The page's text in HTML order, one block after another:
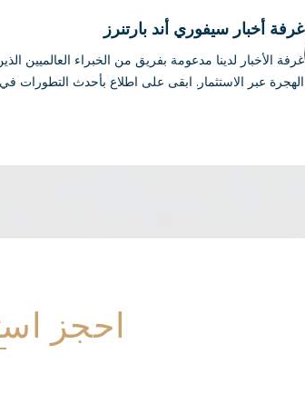
غرفة أخبار سيفوري أند بارتنرز
غرفة الأخبار لدينا مدعومة بفريق من الخبراء العالميين
الهجرة عبر الاستثمار. ابقى على اطلاع بأحدث التطورات
احجز